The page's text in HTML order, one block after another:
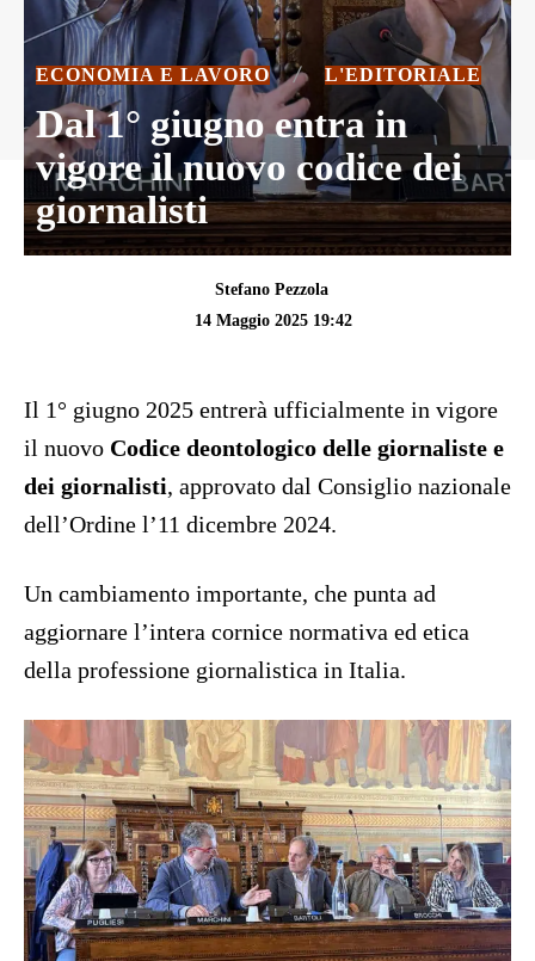
ECONOMIA E LAVORO L'EDITORIALE
Dal 1° giugno entra in
vigore il nuovo codice dei
giornalisti
Stefano Pezzola
14 Maggio 2025 19:42
Il 1° giugno 2025 entrerà ufficialmente in vigore
il nuovo Codice deontologico delle giornaliste e
dei giornalisti, approvato dal Consiglio nazionale
dell’Ordine l’11 dicembre 2024.
Un cambiamento importante, che punta ad
aggiornare l’intera cornice normativa ed etica
della professione giornalistica in Italia.